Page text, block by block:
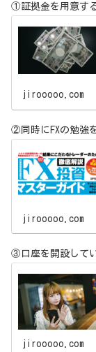
①証拠金を用意す
jirooooo.com
②同時にFXの勉強
jirooooo.com
③口座を開設して
jirooooo.com